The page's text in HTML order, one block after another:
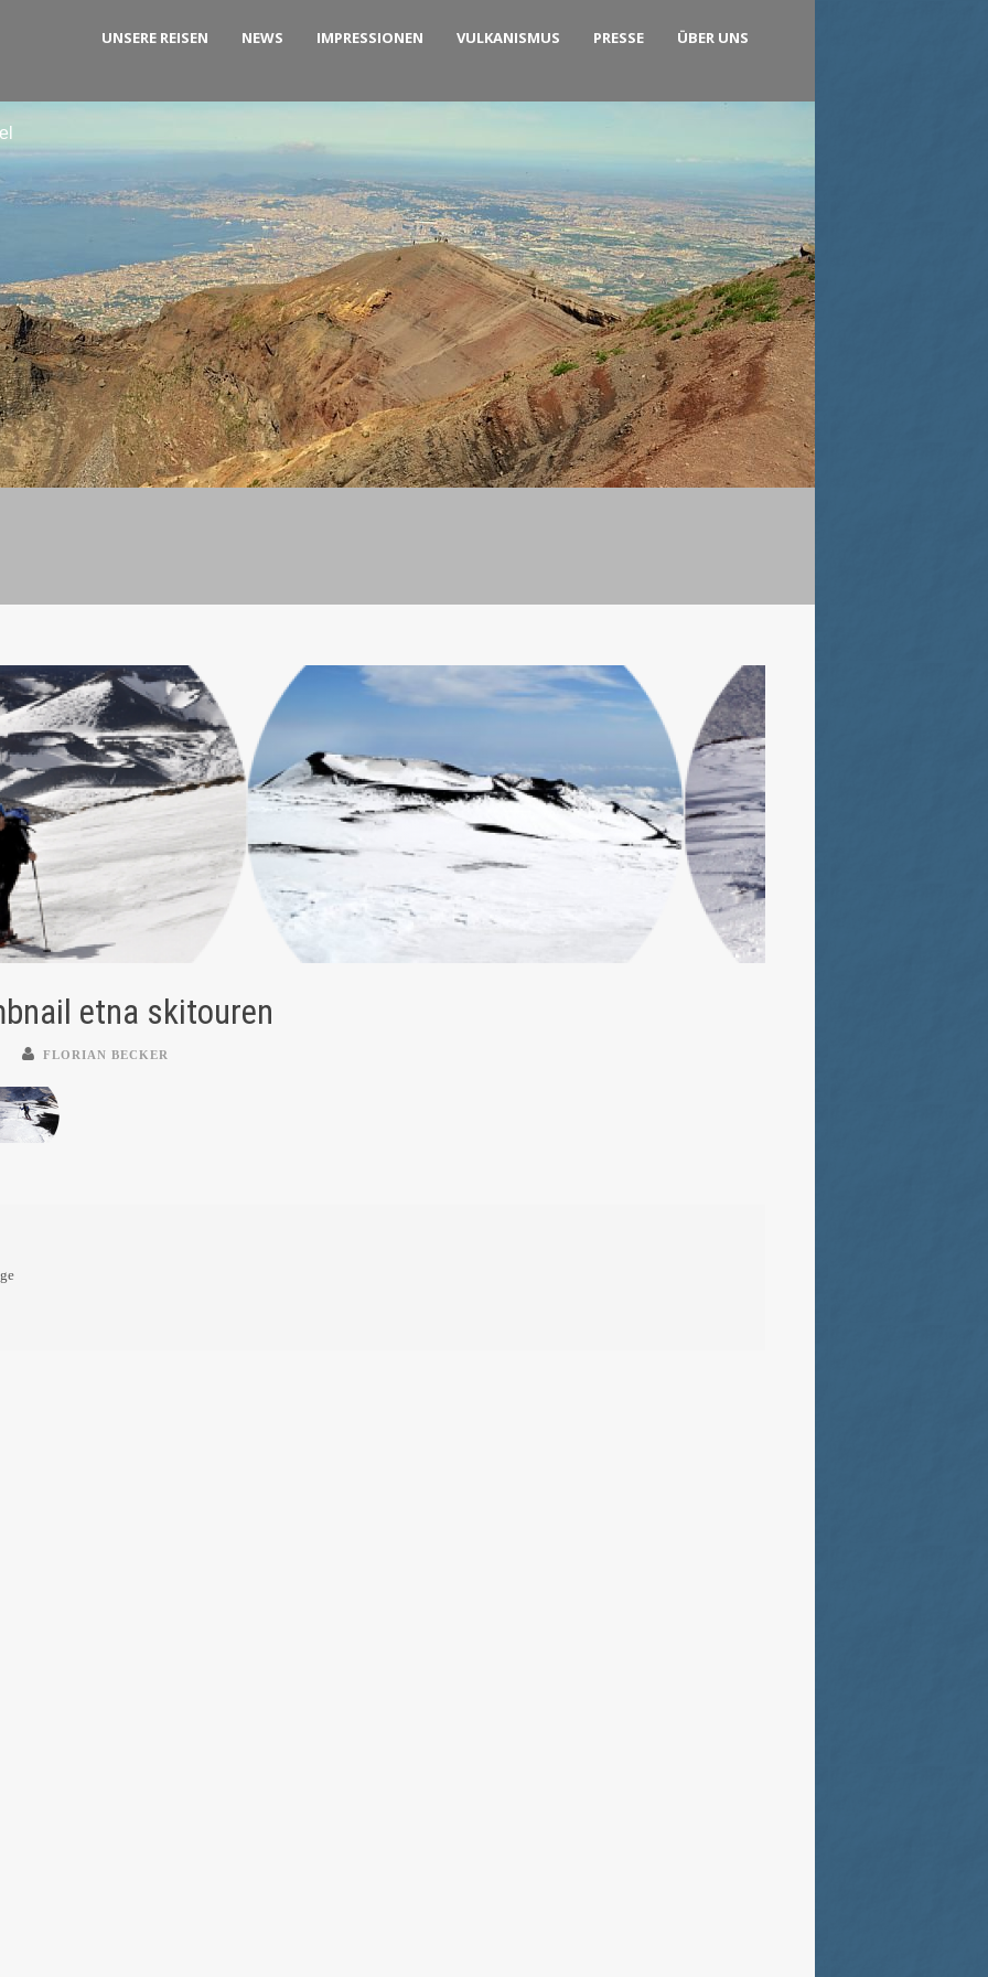
UNSERE REISEN NEWS IMPRESSIONEN VULKANISMUS PRESSE ÜBER UNS
etna skitouren
FLORIAN BECKER